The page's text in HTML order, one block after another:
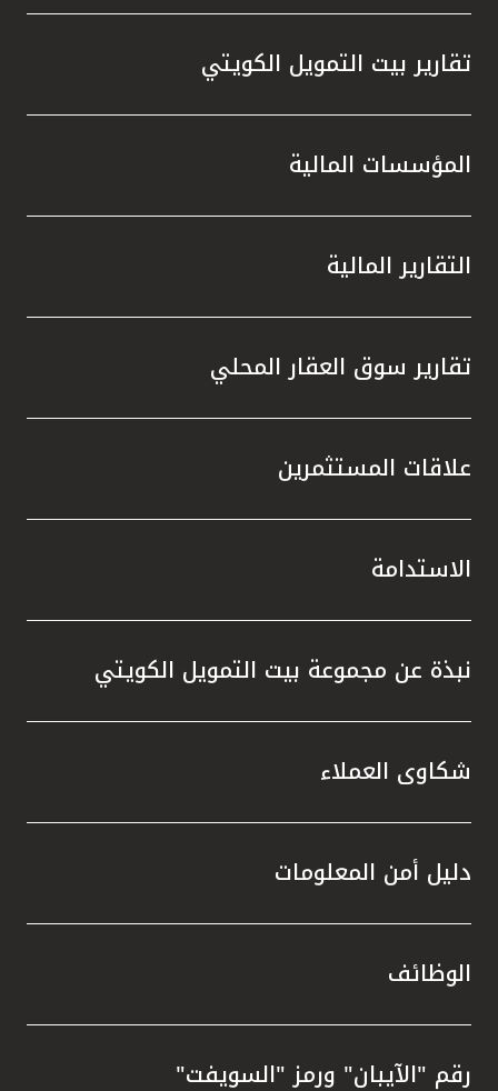
تقارير بيت التمويل الكويتي
المؤسسات المالية
التقارير المالية
تقارير سوق العقار المحلي
علاقات المستثمرين
الاستدامة
نبذة عن مجموعة بيت التمويل الكويتي
شكاوى العملاء
دليل أمن المعلومات
الوظائف
رقم "الآيبان" ورمز "السويفت"